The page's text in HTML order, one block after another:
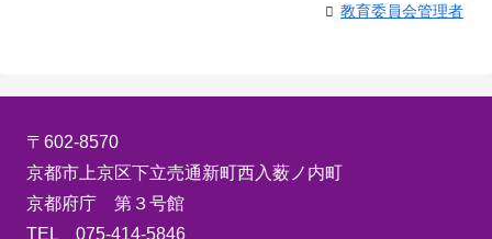
教育委員会管理者
〒602-8570
京都市上京区下立売通新町西入薮ノ内町
京都府庁 第３号館
TEL 075-414-5846